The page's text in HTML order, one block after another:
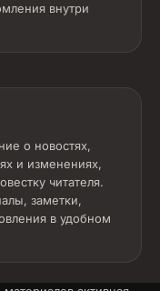
внутри
о новостях,
и изменениях,
читателя.
заметки,
в удобном